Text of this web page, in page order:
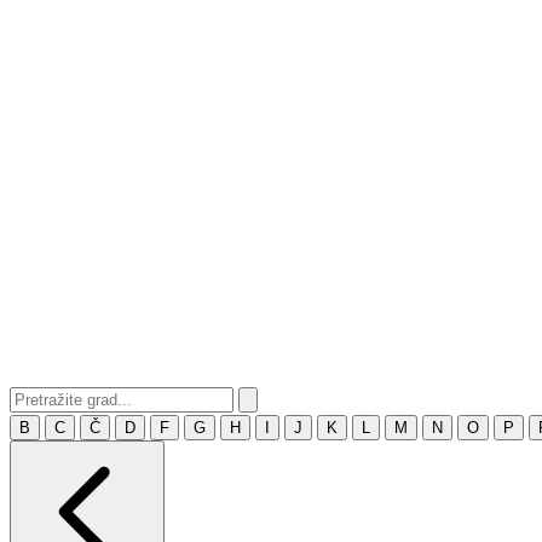
B C Č D F G H J K M N O P